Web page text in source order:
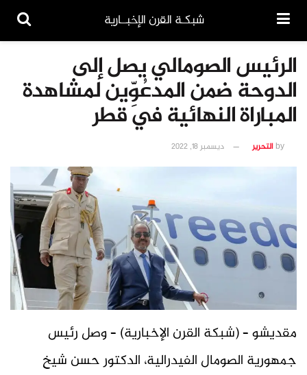
شبكـة القرن الإخبــارية
الرئيس الصومالي يصل إلى
الدوحة ضمن المدعُوِّين لمشاهدة
المباراة النهائية في قطر
byالتحرير ديسمبر 18, 2022
مقديشو – (شبكة القرن الإخبارية) – وصل رئيس
جمهورية الصومال الفيدرالية، الدكتور حسن شيخ